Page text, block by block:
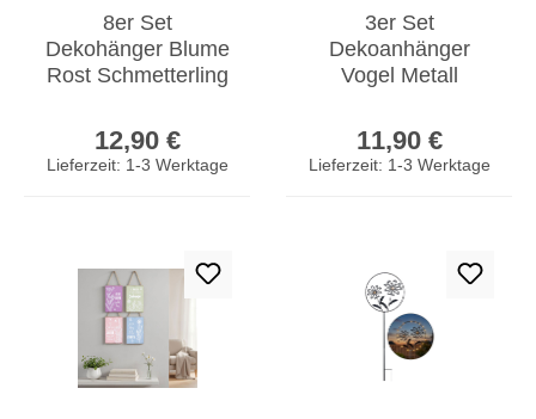
8er Set
Dekohänger Blume
Rost Schmetterling
Frühlingsdeko
Vintage Rostdeko
12,90 €
Lieferzeit: 1-3 Werktage
3er Set
Dekoanhänger
Vogel Metall
Rostige
Gartendeko
Fensterschmuck
11,90 €
Lieferzeit: 1-3 Werktage